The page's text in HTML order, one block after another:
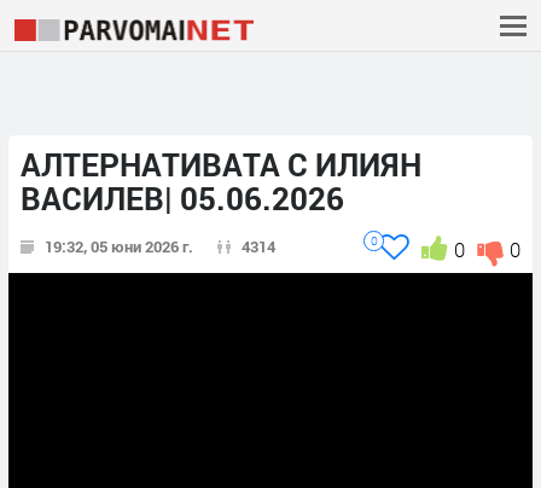
АЛТЕРНАТИВАТА С ИЛИЯН
ВАСИЛЕВ| 05.06.2026
19:32, 05 юни 2026 г. 4314 0
0
0